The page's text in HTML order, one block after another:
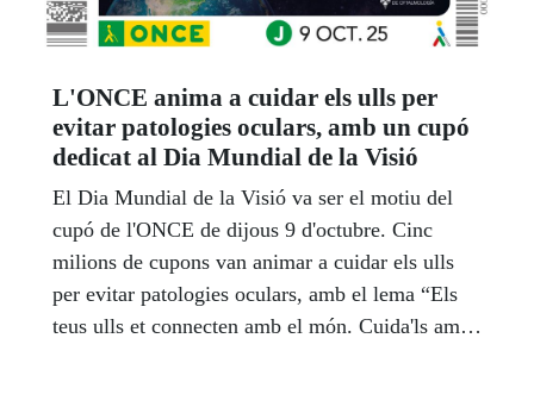
L'ONCE anima a cuidar els ulls per
evitar patologies oculars, amb un cupó
dedicat al Dia Mundial de la Visió
El Dia Mundial de la Visió va ser el motiu del
cupó de l'ONCE de dijous 9 d'octubre. Cinc
milions de cupons van animar a cuidar els ulls
per evitar patologies oculars, amb el lema “Els
teus ulls et connecten amb el món. Cuida'ls amb